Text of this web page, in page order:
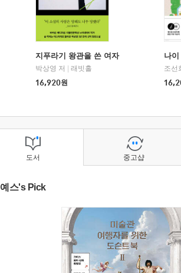
지푸라기 왕관을 쓴 여자
박상영 저
래빗홀
16,920원
나
조선
도서
예스's Pick
중고샵